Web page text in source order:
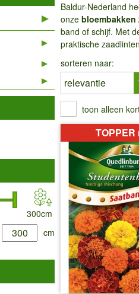
Baldur-Nederland
onze bloembakken
band of schijf. Met
praktische
sorteren naar:
toon alleen
TOPPER
300cm
cm